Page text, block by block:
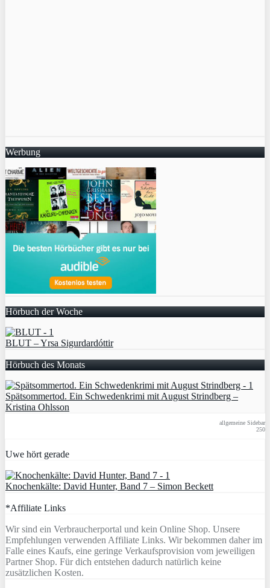
Werbung
Hörbuch der Woche
BLUT – Yrsa Sigurdardóttir
Hörbuch des Monats
Spätsommertod. Ein Schwedenkrimi mit August Strindberg –
Kristina Ohlsson
allgemeine Sidebar
250
Uwe hört gerade
Knochenkälte: David Hunter, Band 7 – Simon Beckett
*Affiliate Links
Wir sind ein Verbraucherportal und kein Online Shop. Unsere
Empfehlungen verwenden Affiliate Links. Wir bekommen daher im
Falle eines Kaufs, eine geringe Verkaufsprovision vom jeweiligen
Partner Shop. Für dich entstehen dadurch natürlich keine
zusätzlichen Kosten.